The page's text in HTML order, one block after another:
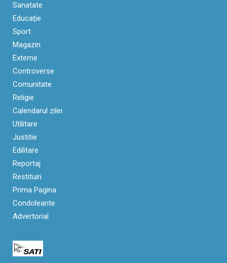
Sanatate
Educaţie
Sport
Magazin
Externe
Controverse
Comunitate
Religie
Calendarul zilei
Utilitare
Justitie
Edilitare
Reportaj
Restituiri
Prima Pagina
Condoleante
Advertorial